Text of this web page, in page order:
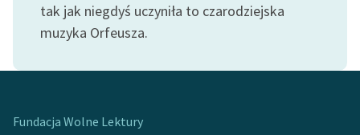
Regulamin darowizn
Informacja o treściach
wrażliwych
tak jak niegdyś uczyniła to czarodziejska
muzyka Orfeusza.
Fundacja Wolne Lektury